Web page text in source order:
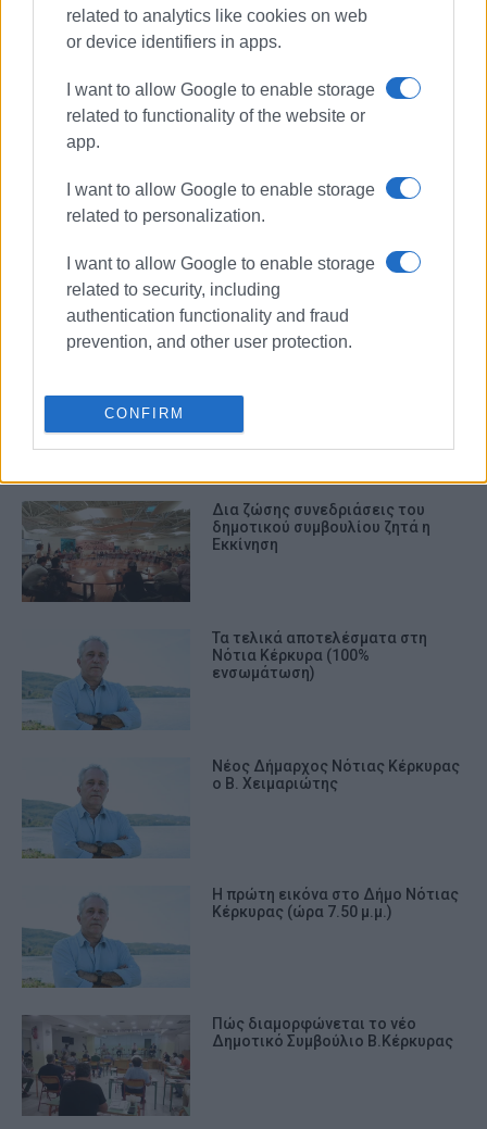
related to analytics like cookies on web
or device identifiers in apps.
I want to allow Google to enable storage
related to functionality of the website or
app.
I want to allow Google to enable storage
related to personalization.
I want to allow Google to enable storage
related to security, including
authentication functionality and fraud
prevention, and other user protection.
CONFIRM
Εκκίνηση δημοτικές εκλογές
ΣΧΕΤΙΚA AΡΘΡΑ
Γρηγοριάδης: "Γιατί ηττηθήκαμε"
νοσεί»
Δια ζώσης συνεδριάσεις του
δημοτικού συμβουλίου ζητά η
Εκκίνηση
Τα τελικά αποτελέσματα στη
Νότια Κέρκυρα (100%
ενσωμάτωση)
Νέος Δήμαρχος Νότιας Κέρκυρας
ο Β. Χειμαριώτης
Η πρώτη εικόνα στο Δήμο Νότιας
Κέρκυρας (ώρα 7.50 μ.μ.)
Πώς διαμορφώνεται το νέο
Δημοτικό Συμβούλιο Β.Κέρκυρας